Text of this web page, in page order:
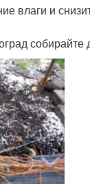
влаги и
собирайте